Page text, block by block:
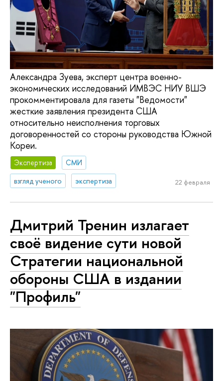
Александра Зуева, эксперт центра военно-
экономических исследований ИМВЭС НИУ ВШЭ
прокомментировала для газеты "Ведомости"
жесткие заявления президента США
относительно неисполнения торговых
договоренностей со стороны руководства Южной
Кореи.
Экспертиза
СМИ
взгляд ученого
экспертиза 22 февраля
Дмитрий Тренин излагает
своё видение сути новой
Стратегии национальной
обороны США в издании
"Профиль"